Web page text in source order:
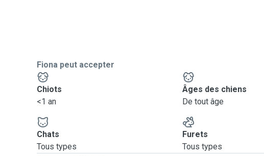
Fiona peut accepter
Chiots
<1 an
Âges des chiens
De tout âge
Chats
Tous types
Furets
Tous types